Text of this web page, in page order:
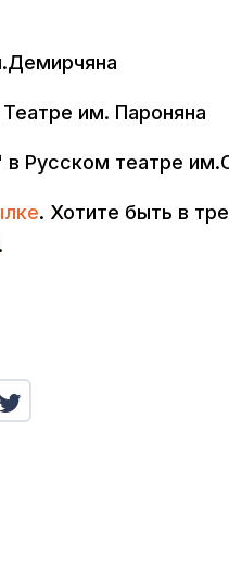
им. Пароняна
Русском театре
. Хотите быть в
.